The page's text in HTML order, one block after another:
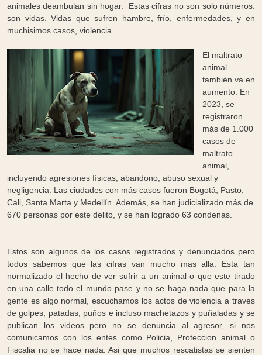
animales deambulan sin hogar. Estas cifras no son solo números:
son vidas. Vidas que sufren hambre, frío, enfermedades, y en
muchisimos casos, violencia.
El maltrato
animal
también va en
aumento. En
2023, se
registraron
más de 1.000
casos de
maltrato
animal,
incluyendo agresiones físicas, abandono, abuso sexual y
negligencia. Las ciudades con más casos fueron Bogotá, Pasto,
Cali, Santa Marta y Medellín. Además, se han judicializado más de
670 personas por este delito, y se han logrado 63 condenas.
Estos son algunos de los casos registrados y denunciados pero
todos sabemos que las cifras van mucho mas alla. Esta tan
normalizado el hecho de ver sufrir a un animal o que este tirado
en una calle todo el mundo pase y no se haga nada que para la
gente es algo normal, escuchamos los actos de violencia a traves
de golpes, patadas, puños e incluso machetazos y puñaladas y se
publican los videos pero no se denuncia al agresor, si nos
comunicamos con los entes como Policia, Proteccion animal o
Fiscalia no se hace nada. Asi que muchos rescatistas se sienten